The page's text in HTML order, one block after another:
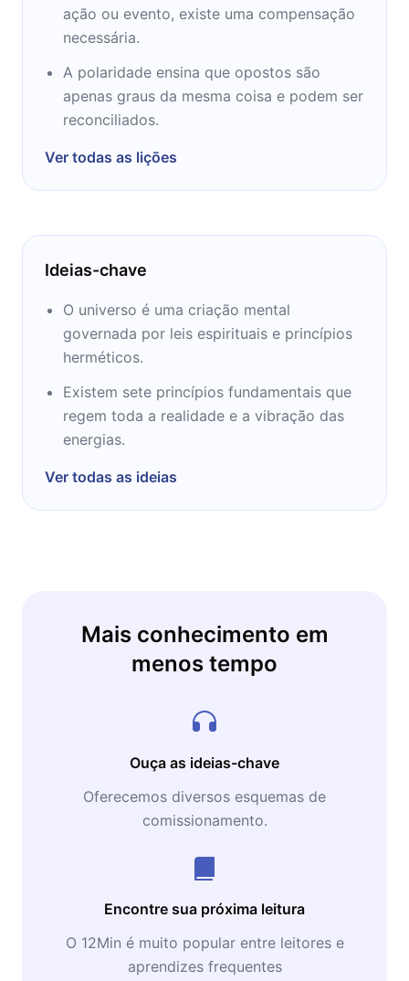
ação ou evento, existe uma compensação
necessária.
A polaridade ensina que opostos são
apenas graus da mesma coisa e podem ser
reconciliados.
Ver todas as lições
Ideias-chave
O universo é uma criação mental
governada por leis espirituais e princípios
herméticos.
Existem sete princípios fundamentais que
regem toda a realidade e a vibração das
energias.
Ver todas as ideias
Mais conhecimento em
menos tempo
Ouça as ideias-chave
Oferecemos diversos esquemas de
comissionamento.
Encontre sua próxima leitura
O 12Min é muito popular entre leitores e
aprendizes frequentes